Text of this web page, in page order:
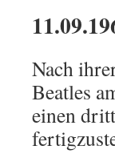
Nach
Beatles
einen